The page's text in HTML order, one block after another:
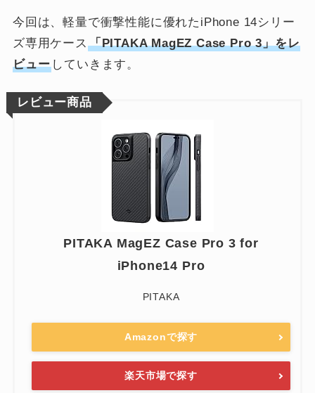
今回は、軽量で衝撃性能に優れたiPhone 14シリー
ズ専用ケース 「PITAKA MagEZ Case Pro 3」をレ
ビュー していきます。
PITAKA MagEZ Case Pro 3 for
iPhone14 Pro
PITAKA
Amazonで探す
楽天市場で探す
レビュー商品